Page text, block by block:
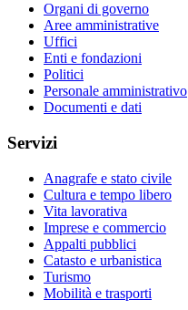
Organi di governo
Aree amministrative
Uffici
Enti e fondazioni
Politici
Personale amministrativo
Documenti e dati
Servizi
Anagrafe e stato civile
Cultura e tempo libero
Vita lavorativa
Imprese e commercio
Appalti pubblici
Catasto e urbanistica
Turismo
Mobilità e trasporti